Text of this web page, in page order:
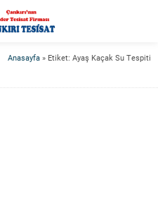
Anasayfa » Etiket: Ayaş Kaçak Su Tespiti